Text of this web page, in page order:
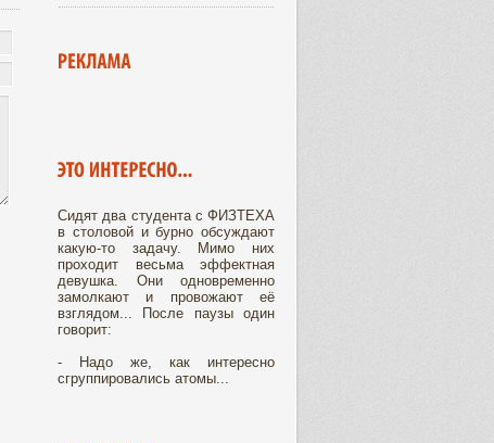
Сидят два студента с ФИЗТЕХА
в столовой и бурно обсуждают
какую-то задачу. Мимо них
проходит весьма эффектная
девушка. Они одновременно
замолкают и провожают её
взглядом... После паузы один
говорит:
- Надо же, как интересно
сгруппировались атомы...